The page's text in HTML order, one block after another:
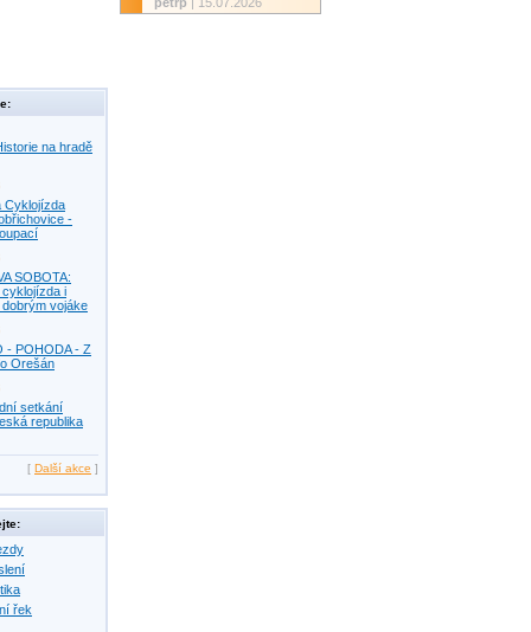
na hradě
Cyklojízda
-
SOBOTA:
i
vojáke
- POHODA - Z
Orešán
setkání
republika
[ Další akce ]
řek